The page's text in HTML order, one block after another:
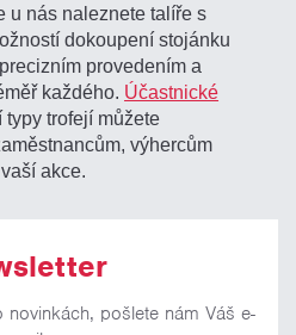
u nás naleznete talíře s
dokoupení stojánku
provedením a
každého. Účastnické
trofejí můžete
výhercům
akce.
pošlete nám Váš e-